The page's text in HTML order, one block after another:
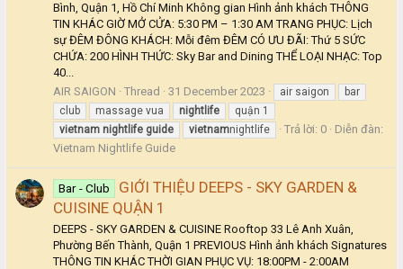
Bình, Quận 1, Hồ Chí Minh Không gian Hình ảnh khách THÔNG
TIN KHÁC GIỜ MỞ CỬA: 5:30 PM – 1:30 AM TRANG PHỤC: Lịch
sự ĐÊM ĐÔNG KHÁCH: Mỗi đêm ĐÊM CÓ ƯU ĐÃI: Thứ 5 SỨC
CHỨA: 200 HÌNH THỨC: Sky Bar and Dining THỂ LOẠI NHẠC: Top
40...
AIR SAIGON
Thread 31 December 2023 air saigon
bar
club
massage vua nightlife
quận 1
vietnam nightlife guide vietnamnightlife Trả lời: 0
Diễn đàn:
Vietnam Nightlife Guide
Bar - Club
GIỚI THIỆU DEEPS - SKY GARDEN &
CUISINE QUẬN 1
DEEPS - SKY GARDEN & CUISINE Rooftop 33 Lê Anh Xuân,
Phường Bến Thành, Quận 1 PREVIOUS Hình ảnh khách Signatures
THÔNG TIN KHÁC THỜI GIAN PHỤC VỤ: 18:00PM - 2:00AM